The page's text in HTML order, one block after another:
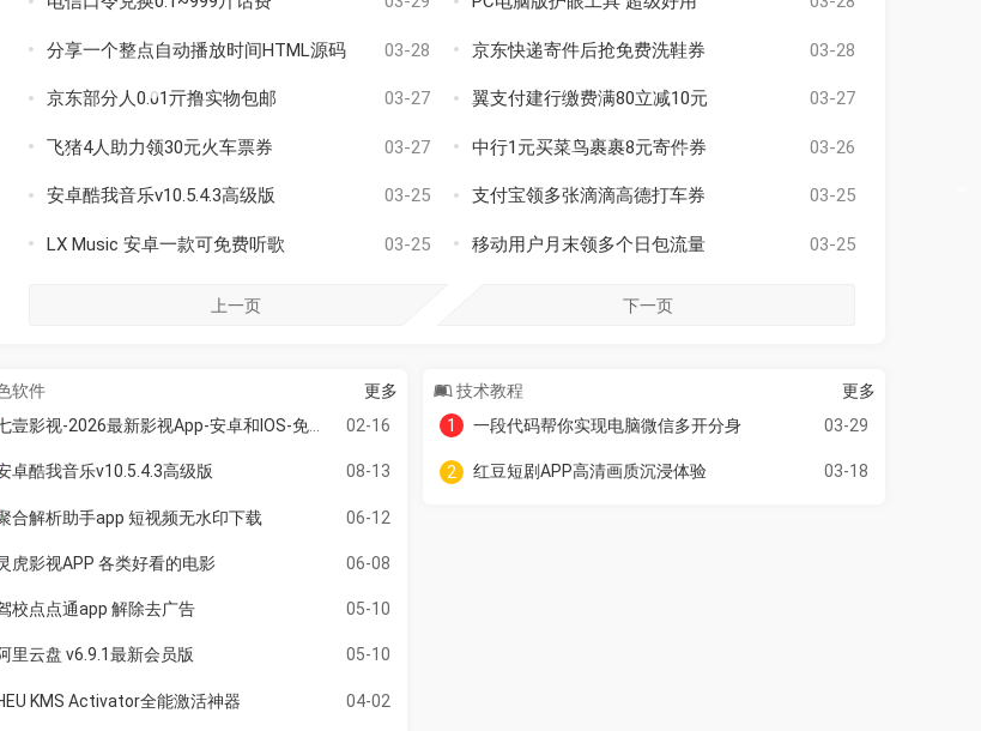
03-28
分享一个整点自动播放时间HTML源码 03-28
京东快递寄件后抢免费洗鞋券
03-27
京东部分人0.01亓撸实物包邮 03-27
翼支付建行缴费满80立减10元
03-27
飞猪4人助力领30元火车票券 03-26
中行1元买菜鸟裹裹8元寄件券
03-25
安卓酷我音乐v10.5.4.3高级版 03-25
支付宝领多张滴滴高德打车券
03-25
LX Music 安卓一款可免费听歌 03-25
移动用户月末领多个日包流量
上一页 下一页
更多
软件
02-16
壹影视-2026最新影视App-安卓和IOS-免费在线观看
08-13
卓酷我音乐v10.5.4.3高级版
06-12
合解析助手app 短视频无水印下载
06-08
虎影视APP 各类好看的电影
05-10
校点点通app 解除去广告
05-10
里云盘 v6.9.1最新会员版
04-02
KMS Activator全能激活神器
更多
技术教程
1
03-29
一段代码帮你实现电脑微信多开分身
2 03-18
红豆短剧APP高清画质沉浸体验